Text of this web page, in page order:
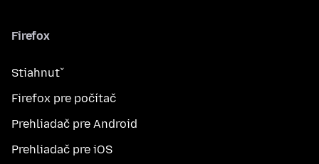
Firefox
Stiahnuť
Firefox pre počítač
Prehliadač pre Android
Prehliadač pre iOS